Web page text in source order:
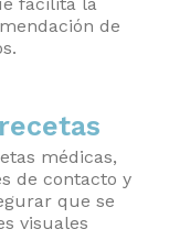
de
médicas,
de contacto y
que se
visuales